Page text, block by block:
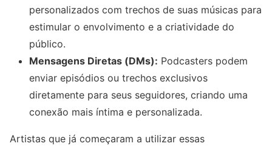
personalizados com trechos de suas músicas para
estimular o envolvimento e a criatividade do
público.
Mensagens Diretas (DMs): Podcasters podem
enviar episódios ou trechos exclusivos
diretamente para seus seguidores, criando uma
conexão mais íntima e personalizada.
Artistas que já começaram a utilizar essas